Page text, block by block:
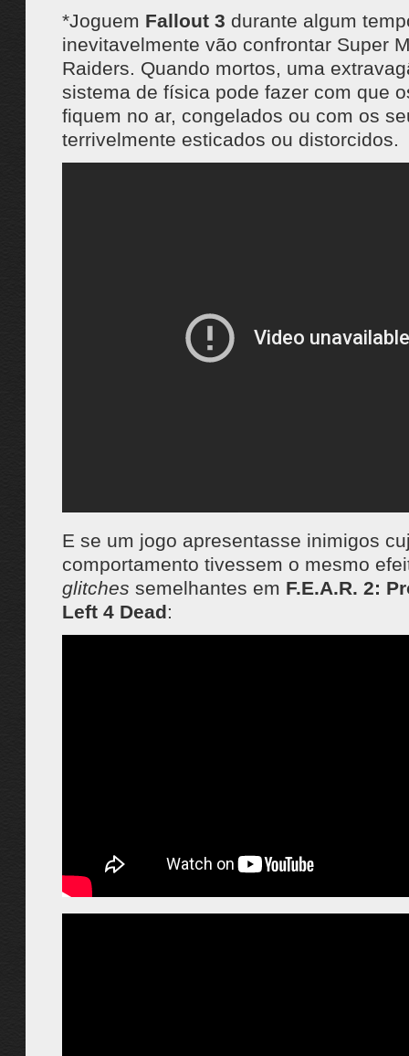
*Joguem Fallout 3 durante algum
inevitavelmente vão confrontar Super
Raiders. Quando mortos, uma
sistema de física pode fazer com que
fiquem no ar, congelados ou com os
terrivelmente esticados ou distorcidos.
E se um jogo apresentasse inimigos
comportamento tivessem o mesmo
glitches semelhantes em F.E.A.R. 2:
Left 4 Dead: